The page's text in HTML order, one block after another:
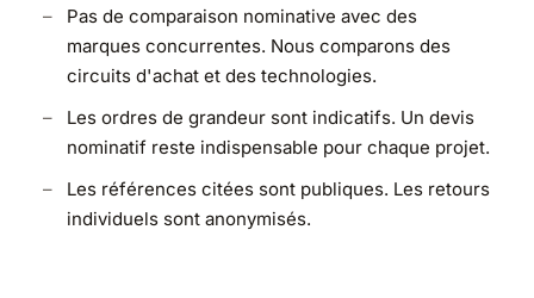
Pas de comparaison nominative avec des
marques concurrentes. Nous comparons des
circuits d'achat et des technologies.
Les ordres de grandeur sont indicatifs. Un devis
nominatif reste indispensable pour chaque projet.
Les références citées sont publiques. Les retours
individuels sont anonymisés.